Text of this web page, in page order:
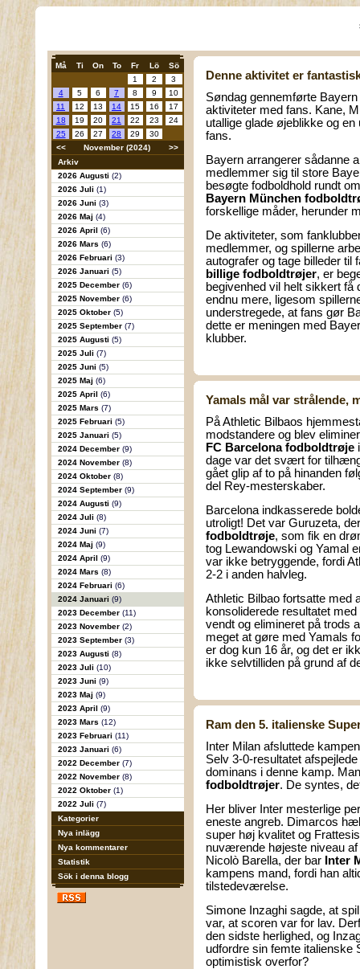
Må Ti On To Fr Lö
Sö
1
2
3
4
5 6 7 8 9
10
11
12 13 14 15 16
17
18
19 20 21 22 23
24
25
26 27 28 29
30
<<
November (2024)
>>
Arkiv
2026 Augusti (2)
2026 Juli (1)
2026 Juni (3)
2026 Maj (4)
2026 April (6)
2026 Mars (6)
2026 Februari (3)
2026 Januari (5)
2025 December (6)
2025 November (6)
2025 Oktober (5)
2025 September (7)
2025 Augusti (5)
2025 Juli (7)
2025 Juni (5)
2025 Maj (6)
2025 April (6)
2025 Mars (7)
2025 Februari (5)
2025 Januari (5)
2024 December (9)
2024 November (8)
2024 Oktober (8)
2024 September (9)
2024 Augusti (9)
2024 Juli (8)
2024 Juni (7)
2024 Maj (9)
2024 April (9)
2024 Mars (8)
2024 Februari (6)
2024 Januari (9)
2023 December (11)
2023 November (2)
2023 September (3)
2023 Augusti (8)
2023 Juli (10)
2023 Juni (9)
2023 Maj (9)
2023 April (9)
2023 Mars (12)
2023 Februari (11)
2023 Januari (6)
2022 December (7)
2022 November (8)
2022 Oktober (1)
2022 Juli (7)
Kategorier
Nya inlägg
Nya kommentarer
Statistik
Sök i denna blogg
Denne aktivitet er
Søndag gennemførte
aktiviteter med fans. Kane,
utallige glade øjeblikke og
fans.
Bayern arrangerer sådanne
medlemmer sig til store
besøgte fodboldhold rundt
Bayern München
forskellige måder, herunder
De aktiviteter, som
medlemmer, og spillerne
autografer og tage billeder
billige fodboldtrøjer, er
begivenhed vil helt sikkert få
endnu mere, ligesom
understregede, at fans gør
dette er meningen med
klubber.
Yamals mål var strålende,
På Athletic Bilbaos
modstandere og blev
FC Barcelona fodboldtrøje
dage var det svært for
gået glip af to på hinanden
del Rey-mesterskaber.
Barcelona indkasserede
utroligt! Det var Guruzeta,
fodboldtrøje, som fik en
tog Lewandowski og Yamal
var ikke betryggende, fordi
2-2 i anden halvleg.
Athletic Bilbao fortsatte med
konsoliderede resultatet
vendt og elimineret på trods
meget at gøre med Yamals
er dog kun 16 år, og det er
ikke selvtilliden på grund af
Ram den 5. italienske
Inter Milan afsluttede
Selv 3-0-resultatet
dominans i denne kamp.
fodboldtrøjer. De syntes,
Her bliver Inter mesterlige
eneste angreb. Dimarcos
super høj kvalitet og
nuværende højeste niveau
Nicolò Barella, der bar Inter
kampens mand, fordi han
tilstedeværelse.
Simone Inzaghi sagde, at
var, at scoren var for lav.
den sidste herlighed, og
udfordre sin femte italienske
optimistisk overfor?